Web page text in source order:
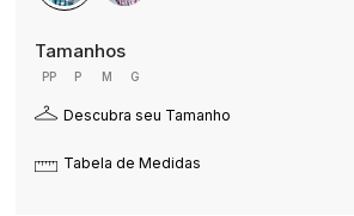
PP P M G
Descubra seu Tamanho
Tabela de Medidas